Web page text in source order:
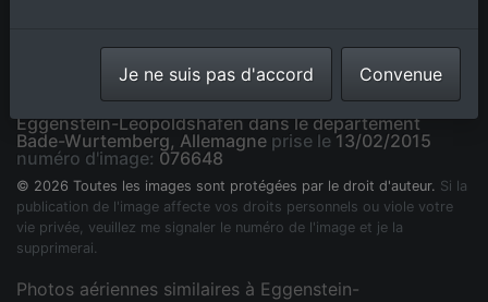
Campus KIK Nord à le quartier Leopoldshafen in
Eggenstein-Leopoldshafen dans le département
Bade-Wurtemberg, Allemagne prise le13/02/2015
numéro d'image: 076648
© 2026 Toutes les images sont protégées par le droit d'auteur. Si la
publication de l'image affecte vos droits personnels ou viole votre
vie privée, veuillez me signaler le numéro de l'image et je la
supprimerai.
Photos aériennes similaires à Eggenstein-
Je ne suis pas d'accord Convenue